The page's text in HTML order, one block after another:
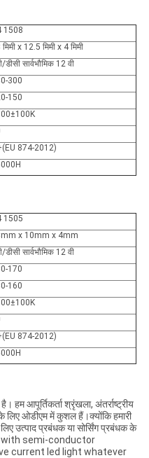
1508
x 12.5 मिमी x 4 मिमी
डीसी सार्वभौमिक 12 वी
300
150
874-2012)
1505
x 10mm x 4mm
डीसी सार्वभौमिक 12 वी
170
160
874-2012)
आपूर्तिकर्ता श्रृंखला, अंतर्राष्ट्रीय
लिए ओडीएम में कुशल हैं।क्योंकि हमारी
उत्पाद प्रबंधक या सोर्सिंग प्रबंधक के
with semi-conductor
current led light whatever